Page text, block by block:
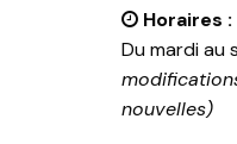
Horaires :
Du mardi au
nouvelles)